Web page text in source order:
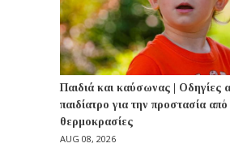
Παιδιά και καύσωνας | Οδηγίες
παιδίατρο για την προστασία
θερμοκρασίες
AUG 08, 2026